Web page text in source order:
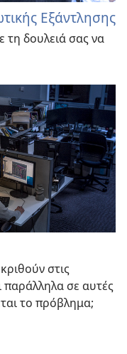
Εξάντλησης
τη δουλειά σας να
στις
παράλληλα σε αυτές
το πρόβλημα;